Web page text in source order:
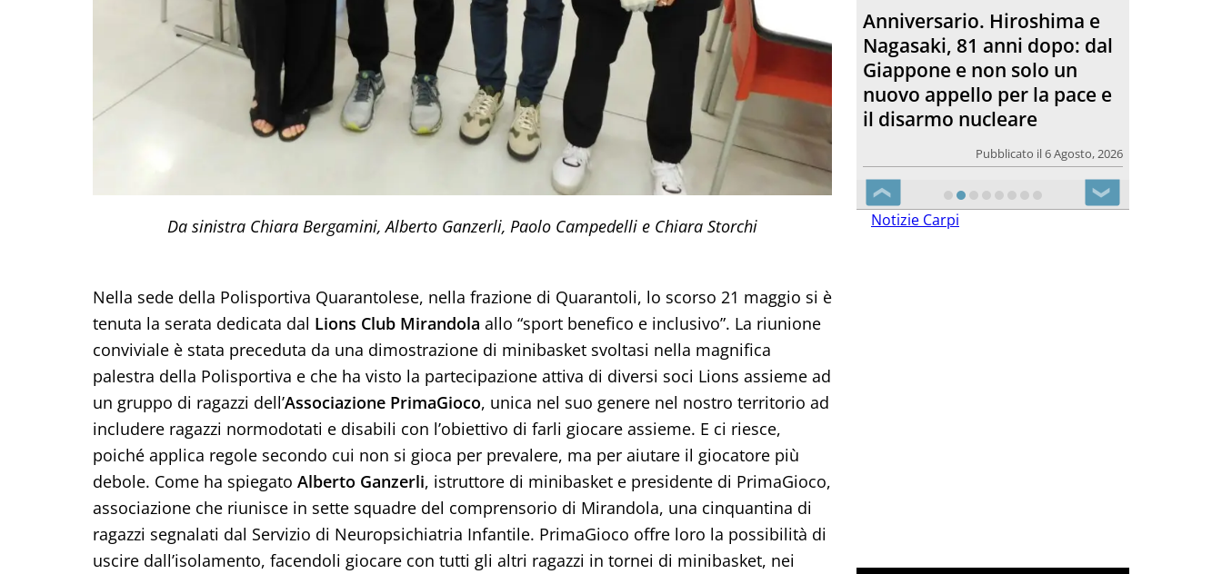
Da sinistra Chiara Bergamini, Alberto Ganzerli, Paolo Campedelli e Chiara Storchi
Nella sede della Polisportiva Quarantolese, nella frazione di Quarantoli, lo scorso 21 maggio si è
tenuta la serata dedicata dal Lions Club Mirandola allo “sport benefico e inclusivo”. La riunione
conviviale è stata preceduta da una dimostrazione di minibasket svoltasi nella magnifica
palestra della Polisportiva e che ha visto la partecipazione attiva di diversi soci Lions assieme ad
un gruppo di ragazzi dell’Associazione PrimaGioco, unica nel suo genere nel nostro territorio ad
includere ragazzi normodotati e disabili con l’obiettivo di farli giocare assieme. E ci riesce,
poiché applica regole secondo cui non si gioca per prevalere, ma per aiutare il giocatore più
debole. Come ha spiegato Alberto Ganzerli, istruttore di minibasket e presidente di PrimaGioco,
associazione che riunisce in sette squadre del comprensorio di Mirandola, una cinquantina di
ragazzi segnalati dal Servizio di Neuropsichiatria Infantile. PrimaGioco offre loro la possibilità di
uscire dall’isolamento, facendoli giocare con tutti gli altri ragazzi in tornei di minibasket, nei
Pubblicato il 6 Agosto, 2026
Morto Francesco Guccini.
L’amico teologo, “un faro
per molti: coerente fino alla
Pubblicato il 6 Agosto, 2026
❮